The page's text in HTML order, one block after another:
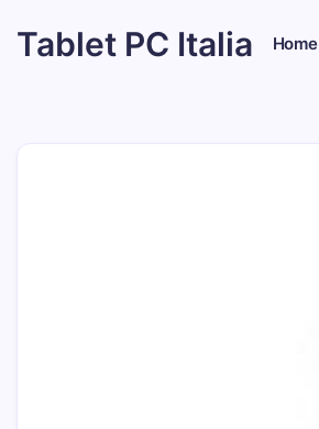
content
Tablet PC Italia Home